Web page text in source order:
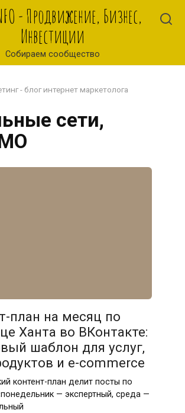
- Продвижение, Бизнес,
Инвестиции
Собираем сообщество
- блог интернет маркетолога
сети,
план на месяц по
Ханта во ВКонтакте:
шаблон для услуг,
и e-commerce
контент-план делит посты по
— экспертный, среда —